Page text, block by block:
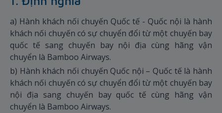
a) Hành khách nối chuyến Quốc tế - Quốc nội là hành
khách nối chuyến có sự chuyển đổi từ một chuyến bay
quốc tế sang chuyến bay nội địa cùng hãng vận
chuyển là Bamboo Airways.
b) Hành khách nối chuyến Quốc nội – Quốc tế là hành
khách nối chuyến có sự chuyển đổi từ một chuyến bay
nội địa sang chuyến bay quốc tế cùng hãng vận
chuyển là Bamboo Airways.